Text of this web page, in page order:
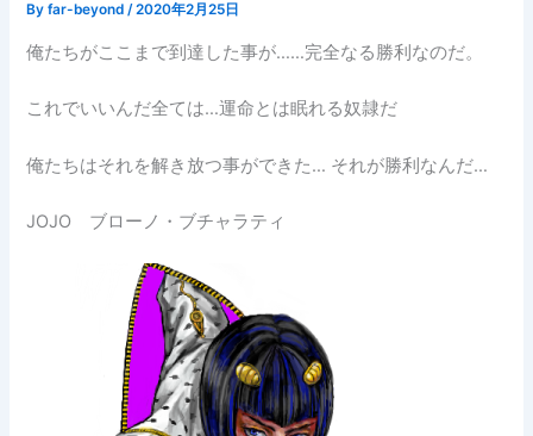
Byfar-beyond/2020年2月25日
俺たちがここまで到達した事が……完全なる勝利なのだ。
これでいいんだ全ては…運命とは眠れる奴隷だ
俺たちはそれを解き放つ事ができた… それが勝利なんだ…
JOJO ブローノ・ブチャラティ